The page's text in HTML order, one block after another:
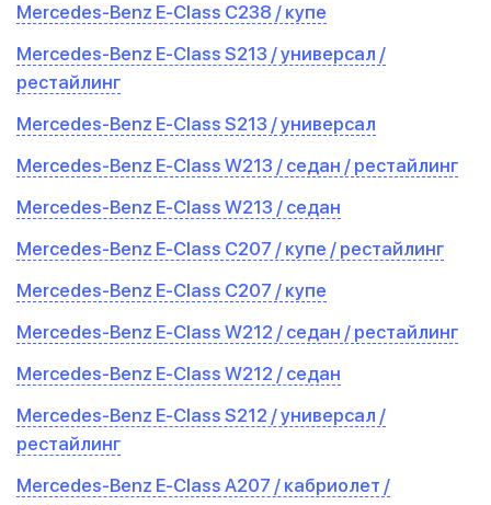
Mercedes-Benz E-Class C238 / купе
Mercedes-Benz E-Class S213 / универсал /
рестайлинг
Mercedes-Benz E-Class S213 / универсал
Mercedes-Benz E-Class W213 / седан / рестайлинг
Mercedes-Benz E-Class W213 / седан
Mercedes-Benz E-Class C207 / купе / рестайлинг
Mercedes-Benz E-Class C207 / купе
Mercedes-Benz E-Class W212 / седан / рестайлинг
Mercedes-Benz E-Class W212 / седан
Mercedes-Benz E-Class S212 / универсал /
рестайлинг
Mercedes-Benz E-Class A207 / кабриолет /